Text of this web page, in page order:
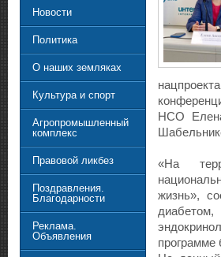
НСО
«На
жизнь»,
программе
Новости
Политика
О наших земляках
Культура и спорт
Агропромышленный
комплекс
Правовой ликбез
Поздравления.
Благодарности
Реклама.
Объявления